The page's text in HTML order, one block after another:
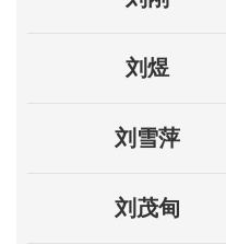
刘煜
刘雪萍
刘茂甸